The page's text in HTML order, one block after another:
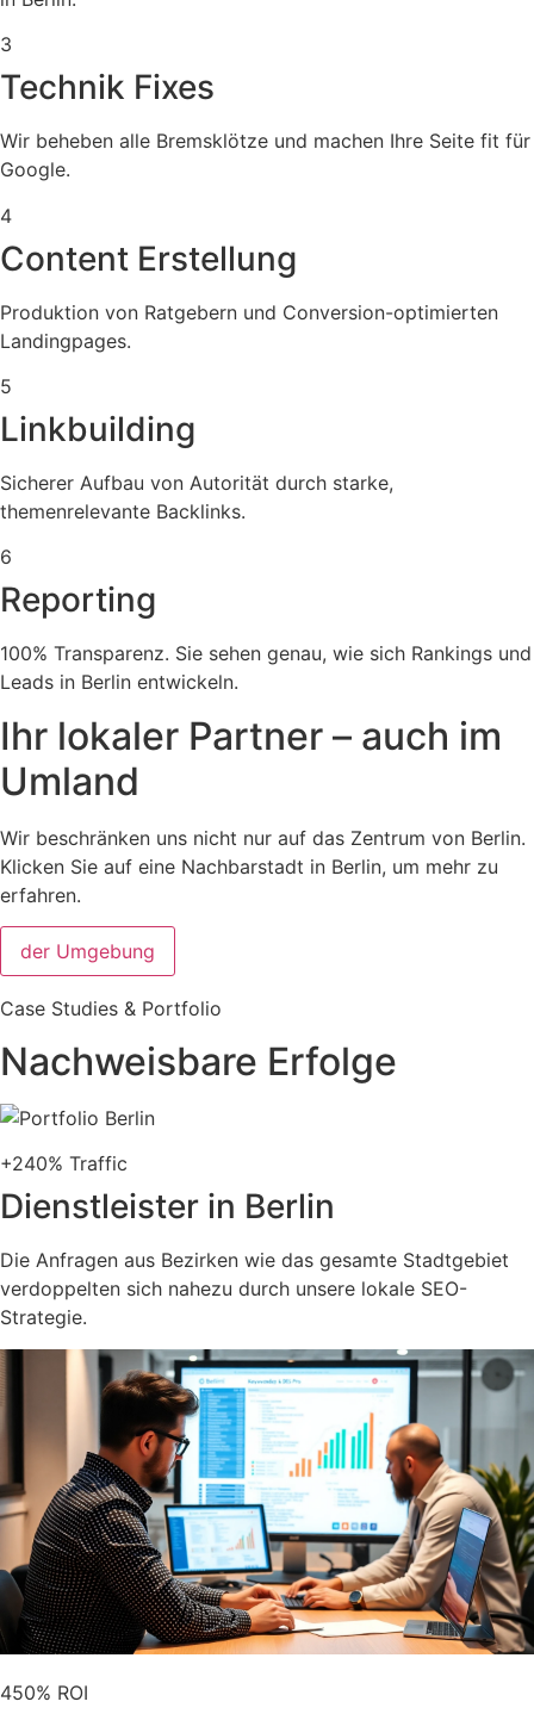
3
Technik Fixes
Wir beheben alle Bremsklötze und machen Ihre Seite fit für
Google.
4
Content Erstellung
Produktion von Ratgebern und Conversion-optimierten
Landingpages.
5
Linkbuilding
Sicherer Aufbau von Autorität durch starke,
themenrelevante Backlinks.
6
Reporting
100% Transparenz. Sie sehen genau, wie sich Rankings und
Leads in Berlin entwickeln.
Ihr lokaler Partner – auch im
Umland
Wir beschränken uns nicht nur auf das Zentrum von Berlin.
Klicken Sie auf eine Nachbarstadt in Berlin, um mehr zu
erfahren.
der Umgebung
Case Studies & Portfolio
Nachweisbare Erfolge
+240% Traffic
Dienstleister in Berlin
Die Anfragen aus Bezirken wie das gesamte Stadtgebiet
verdoppelten sich nahezu durch unsere lokale SEO-
Strategie.
450% ROI